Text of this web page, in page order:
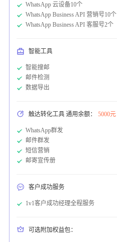
WhatsApp 云设备10个
WhatsApp Business API 营销号10个
WhatsApp Business API 客服号2个
智能工具
智能搜邮
邮件检测
数据导出
触达转化工具 通用余额： 5000元
WhatsApp群发
邮件群发
短信营销
邮寄宣传册
客户成功服务
1v1客户成功经理全程服务
可选附加权益包：